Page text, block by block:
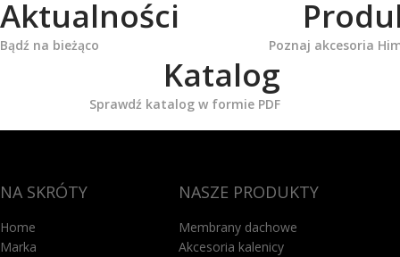
Aktualności
Bądź na bieżąco Poznaj akcesoria
Katalog
Sprawdź katalog w formie PDF
NA SKRÓTY
Home
Marka
NASZE PRODUKTY
Membrany dachowe
Akcesoria kalenicy